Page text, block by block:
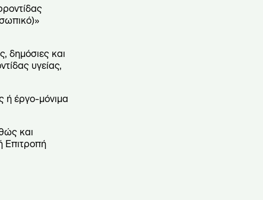
δημόσιες και
υγείας,
ή έργο-μόνιμα
και
Επιτροπή